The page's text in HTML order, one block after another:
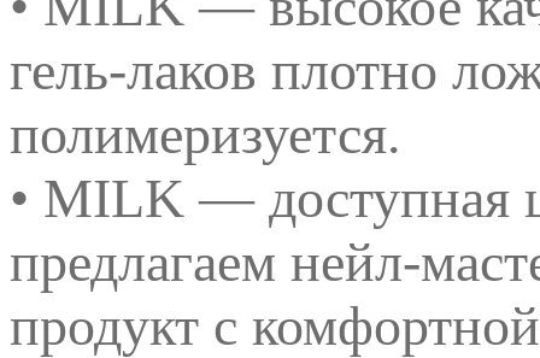
гель-лаков плотно
полимеризуется.
• MILK — доступная
предлагаем нейл-
продукт c